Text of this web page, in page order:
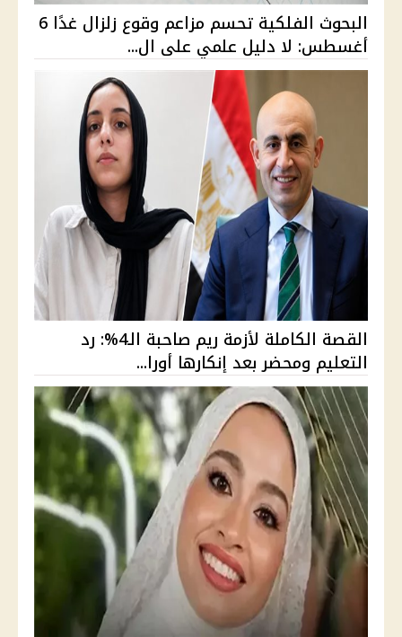
البحوث الفلكية تحسم مزاعم وقوع زلزال غدًا 6
أغسطس: لا دليل علمي على ال...
القصة الكاملة لأزمة ريم صاحبة الـ4%: رد
التعليم ومحضر بعد إنكارها أورا...